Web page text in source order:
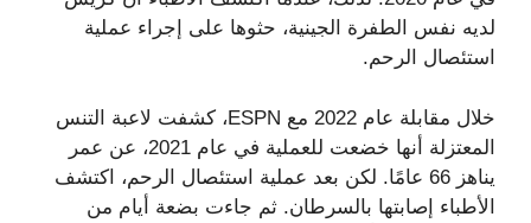
لديه نفس الطفرة الجينية، حثوها على إجراء عملية
استئصال الرحم.
خلال مقابلة عام 2022 مع ESPN، كشفت لاعبة التنس
المعتزلة أنها خضعت للعملية في عام 2021، عن عمر
يناهز 66 عامًا. لكن بعد عملية استئصال الرحم، اكتشف
الأطباء إصابتها بالسرطان. ثم جاءت بضعة أيام من